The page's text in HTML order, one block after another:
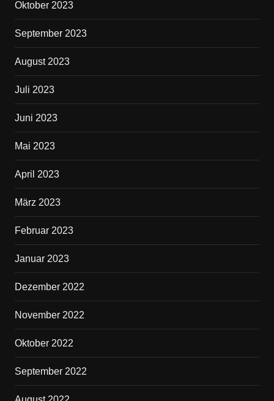
Oktober 2023
September 2023
August 2023
Juli 2023
Juni 2023
Mai 2023
April 2023
März 2023
Februar 2023
Januar 2023
Dezember 2022
November 2022
Oktober 2022
September 2022